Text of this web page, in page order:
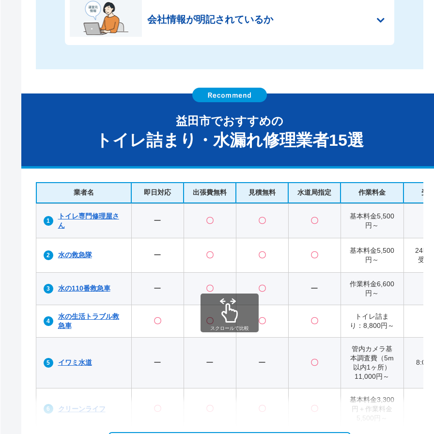
会社情報が明記されているか
益田市でおすすめの
トイレ詰まり・水漏れ修理業者15選
業者名 即日対応 出張費無料 見積無料 水道局指定 作業料金 受
トイレ専門修理屋さ
ん
ー 〇 〇 〇
基本料金5,500
円～
水の救急隊 ー 〇 〇 〇
基本料金5,500
円～
24時
受付
水の110番救急車 ー 〇 〇 ー
作業料金6,600
円～
水の生活トラブル救
急車
〇 〇 〇 〇
トイレ詰ま
り：8,800円～
イワミ水道 ー ー ー 〇
管内カメラ基
本調査費（5m
以内1ヶ所）
11,000円～
8:00
クリーンライフ 〇 〇 〇 〇
基本料金3,300
円＋作業料金
5,500円～
スクロールで比較